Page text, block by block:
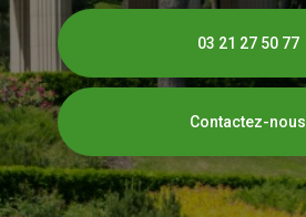
03 21 27 50 77
Contactez-nous